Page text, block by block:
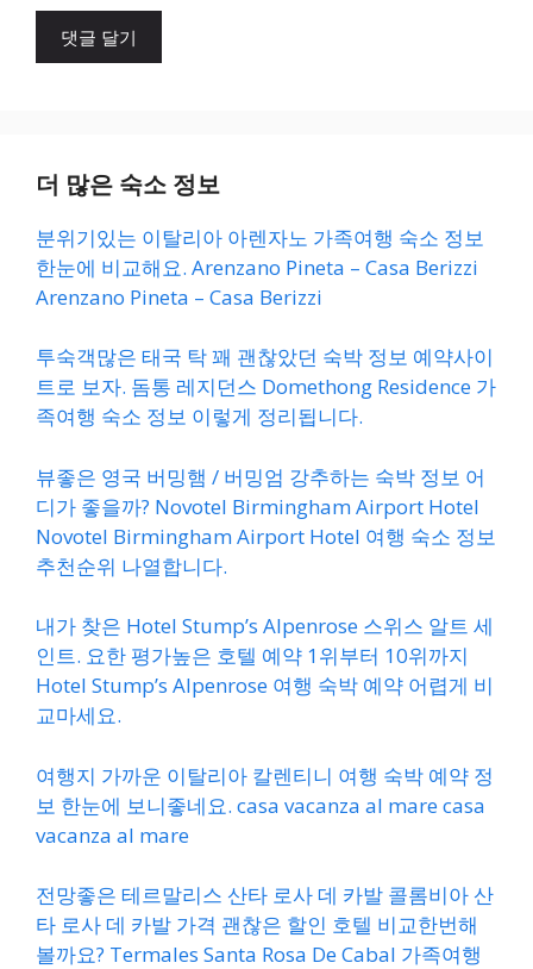
이
더 많은 숙소 정보
분위기있는 이탈리아 아렌자노 가족여행 숙소 정보
한눈에 비교해요. Arenzano Pineta – Casa Berizzi
Arenzano Pineta – Casa Berizzi
투숙객많은 태국 탁 꽤 괜찮았던 숙박 정보 예약사이
트로 보자. 돔통 레지던스 Domethong Residence 가
족여행 숙소 정보 이렇게 정리됩니다.
뷰좋은 영국 버밍햄 / 버밍엄 강추하는 숙박 정보 어
디가 좋을까? Novotel Birmingham Airport Hotel
Novotel Birmingham Airport Hotel 여행 숙소 정보
추천순위 나열합니다.
내가 찾은 Hotel Stump’s Alpenrose 스위스 알트 세
인트. 요한 평가높은 호텔 예약 1위부터 10위까지
Hotel Stump’s Alpenrose 여행 숙박 예약 어렵게 비
교마세요.
여행지 가까운 이탈리아 칼렌티니 여행 숙박 예약 정
보 한눈에 보니좋네요. casa vacanza al mare casa
vacanza al mare
전망좋은 테르말리스 산타 로사 데 카발 콜롬비아 산
타 로사 데 카발 가격 괜찮은 할인 호텔 비교한번해
볼까요? Termales Santa Rosa De Cabal 가족여행